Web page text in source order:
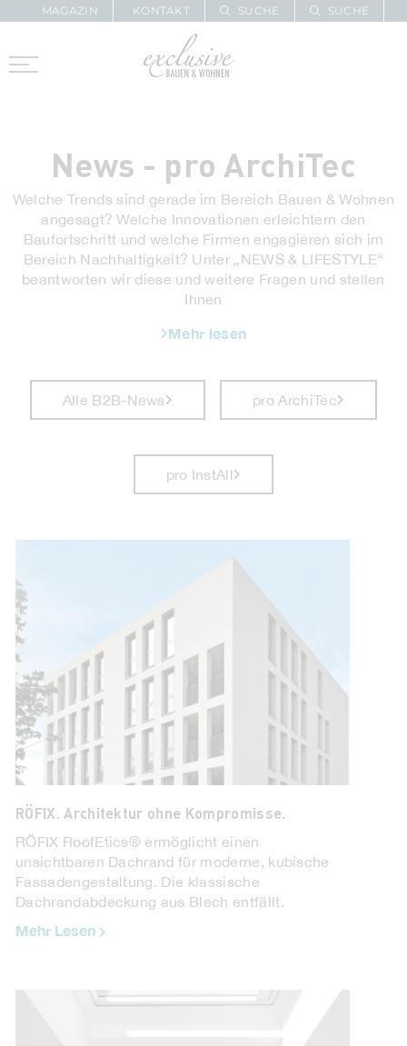
MAGAZIN KONTAKT SUCHE
SUCHE
PROARCHITEC PROINSTALL
News - pro ArchiTec
Welche Trends sind gerade im Bereich Bauen & Wohnen
angesagt? Welche Innovationen erleichtern den
Baufortschritt und welche Firmen engagieren sich im
Bereich Nachhaltigkeit? Unter „NEWS & LIFESTYLE“
beantworten wir diese und weitere Fragen und stellen
Ihnen
Mehr lesen
Alle B2B-News pro ArchiTec
pro InstAll
RÖFIX. Architektur ohne Kompromisse.
RÖFIX RoofEtics® ermöglicht einen
unsichtbaren Dachrand für moderne, kubische
Fassadengestaltung. Die klassische
Dachrandabdeckung aus Blech entfällt.
Mehr Lesen
LICO. Fibrano – der kunststofffreie, nachhaltige
Naturboden.
Mit LICO Fibrano® wurde ein kunststofffreier
Naturboden entwickelt, der sich ausschließlich
aus nachwachsenden Materialien